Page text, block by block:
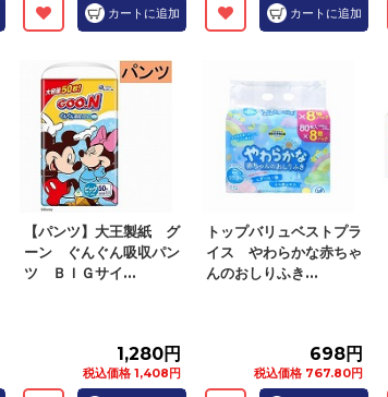
カートに追加 カートに追加
【パンツ】大王製紙 グ
ーン ぐんぐん吸収パン
ツ ＢＩＧサイ...
1,280円
税込価格 1,408円
トップバリュベストプラ
イス やわらかな赤ちゃ
んのおしりふき...
698円
税込価格 767.80円